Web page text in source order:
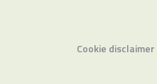
Cookie disclaimer